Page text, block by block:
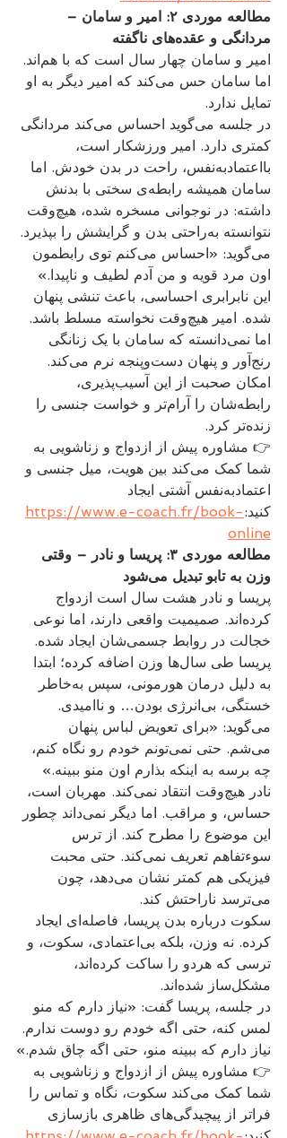
مطالعه موردی ۲: امیر و سامان –
مردانگی و عقده‌های ناگفته
امیر و سامان چهار سال است که با هم‌اند.
اما سامان حس می‌کند که امیر دیگر به او
تمایل ندارد.
در جلسه می‌گوید احساس می‌کند مردانگی
کمتری دارد. امیر ورزشکار است،
بااعتمادبه‌نفس، راحت در بدن خودش. اما
سامان همیشه رابطه‌ی سختی با بدنش
داشته: در نوجوانی مسخره شده، هیچ‌وقت
نتوانسته به‌راحتی بدن و گرایشش را بپذیرد.
می‌گوید: «احساس می‌کنم توی رابطمون
اون مرد قویه و من آدم لطیف و ناپیدا.»
این نابرابری احساسی، باعث تنشی پنهان
شده. امیر هیچ‌وقت نخواسته مسلط باشد.
اما نمی‌دانسته که سامان با یک زنانگی
رنج‌آور و پنهان دست‌وپنجه نرم می‌کند.
امکان صحبت از این آسیب‌پذیری،
رابطه‌شان را آرام‌تر و خواست جنسی را
زنده‌تر کرد.
👉 مشاوره پیش از ازدواج و زناشویی به
شما کمک می‌کند بین هویت، میل جنسی و
اعتمادبه‌نفس آشتی ایجاد
کنید:https://www.e-coach.fr/book-
online
مطالعه موردی ۳: پریسا و نادر – وقتی
وزن به تابو تبدیل می‌شود
پریسا و نادر هشت سال است ازدواج
کرده‌اند. صمیمیت واقعی دارند، اما نوعی
خجالت در روابط جسمی‌شان ایجاد شده.
پریسا طی سال‌ها وزن اضافه کرده؛ ابتدا
به دلیل درمان هورمونی، سپس به‌خاطر
خستگی، بی‌انرژی بودن… و ناامیدی.
می‌گوید: «برای تعویض لباس پنهان
می‌شم. حتی نمی‌تونم خودم رو نگاه کنم،
چه برسه به اینکه بذارم اون منو ببینه.»
نادر هیچ‌وقت انتقاد نمی‌کند. مهربان است،
حساس، و مراقب. اما دیگر نمی‌داند چطور
این موضوع را مطرح کند. از ترس
سوء‌تفاهم تعریف نمی‌کند. حتی محبت
فیزیکی هم کمتر نشان می‌دهد، چون
می‌ترسد ناراحتش کند.
سکوت درباره بدن پریسا، فاصله‌ای ایجاد
کرده. نه وزن، بلکه بی‌اعتمادی، سکوت، و
ترسی که هردو را ساکت کرده‌اند،
مشکل‌ساز شده‌اند.
در جلسه، پریسا گفت: «نیاز دارم که منو
لمس کنه، حتی اگه خودم رو دوست ندارم.
نیاز دارم که ببینه منو، حتی اگه چاق شدم.»
👉 مشاوره پیش از ازدواج و زناشویی به
شما کمک می‌کند سکوت، نگاه و تماس را
فراتر از پیچیدگی‌های ظاهری بازسازی